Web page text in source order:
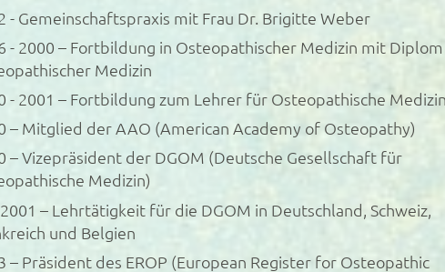
- Gemeinschaftspraxis mit Frau Dr. Brigitte Weber
- 2000 – Fortbildung in Osteopathischer Medizin mit
Medizin
- 2001 – Fortbildung zum Lehrer für Osteopathische Medizin
– Mitglied der AAO (American Academy of Osteopathy)
– Vizepräsident der DGOM (Deutsche Gesellschaft für
Medizin)
– Lehrtätigkeit für die DGOM in Deutschland, Schweiz,
und Belgien
– Präsident des EROP (European Register for Osteopathic